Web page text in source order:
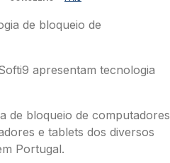
de bloqueio de
apresentam tecnologia
de bloqueio de computadores
e tablets dos diversos
Portugal.